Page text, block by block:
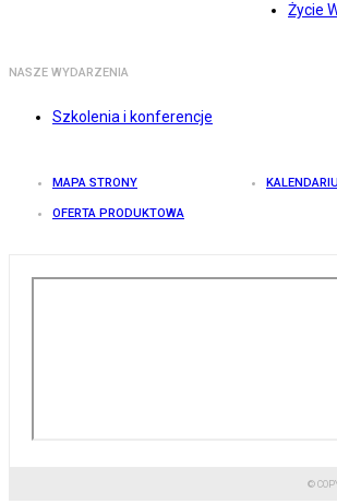
Życie
NASZE WYDARZENIA
Szkolenia i konferencje
MAPA STRONY
OFERTA PRODUKTOWA
©